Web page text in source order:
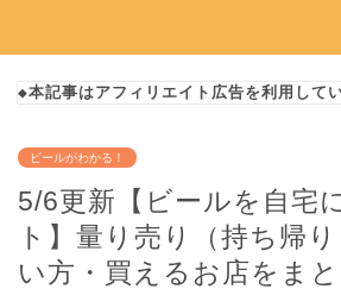
◆本記事はアフィリエイト広告を利用して
ビールがわかる！
5/6更新【ビールを自宅
ト】量り売り（持ち帰
い方・買えるお店をま